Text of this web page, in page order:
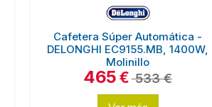
Cafetera Súper Automática -
DELONGHI EC9155.MB, 1400W,
Molinillo
465€533 €